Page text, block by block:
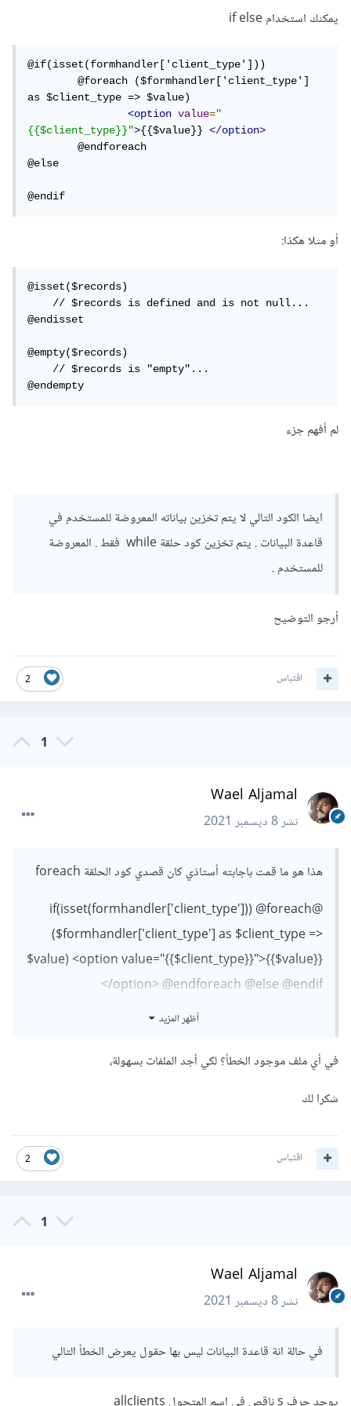
يمكنك استخدام if else
@if(isset(formhandler['client_type']))
	@foreach ($formhandler['client_type']
as $client_type => $value)
<option
value="
{{$client_type}}">{{$value}} </option>
	@endforeach
@else
@endif
أو مثلا هكذا:
@isset($records)
    // $records is defined and is not null...
@endisset
@empty($records)
    // $records is "empty"...
@endempty
لم أفهم جزء
ايضا الكود التالي لا يتم تخزين بياناته المعروضة للمستخدم في
قاعدة البيانات . يتم تخزين كود حلقة while فقط . المعروضة
للمستخدم .
أرجو التوضيح
2 اقتباس
1
Wael Aljamal
نشر8 ديسمبر 2021
هذا هو ما قمت باجابته أستاذي كان قصدي كود الحلقة foreach
@if(isset(formhandler['client_type'])) @foreach
($formhandler['client_type'] as $client_type =>
$value) <option value="{{$client_type}}">{{$value}}
</option> @endforeach @else @endif
أظهر المزيد
في أي ملف موجود الخطأ؟ لكي أجد الملفات بسهولة،
شكرا لك
2 اقتباس
1
Wael Aljamal
نشر8 ديسمبر 2021
في حالة انة قاعدة البيانات ليس بها حقول يعرض الخطأ التالي